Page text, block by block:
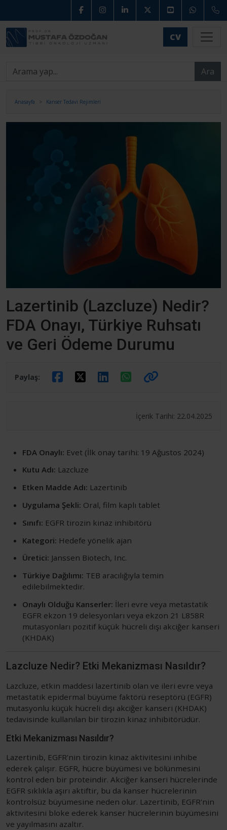
CV
Ara
Anasayfa Kanser Tedavi Rejimleri
Lazertinib (Lazcluze) Nedir?
FDA Onayı, Türkiye Ruhsatı
ve Geri Ödeme Durumu
Paylaş:
İçerik Tarihi: 22.04.2025
FDA Onaylı: Evet (İlk onay tarihi: 19 Ağustos 2024) ​
Kutu Adı: Lazcluze
Etken Madde Adı: Lazertinib
Uygulama Şekli: Oral, film kaplı tablet
Sınıfı: EGFR tirozin kinaz inhibitörü
Kategori: Hedefe yönelik ajan
Üretici: Janssen Biotech, Inc.
Türkiye Dağılımı: TEB aracılığıyla temin
edilebilmektedir.
Onaylı Olduğu Kanserler: İleri evre veya metastatik
EGFR ekzon 19 delesyonları veya ekzon 21 L858R
mutasyonları pozitif küçük hücreli dışı akciğer kanseri
(KHDAK)
Lazcluze Nedir? Etki Mekanizması Nasıldır?
Lazcluze, etkin maddesi lazertinib olan ve ileri evre veya
metastatik epidermal büyüme faktörü reseptörü (EGFR)
mutasyonlu küçük hücreli dışı akciğer kanseri (KHDAK)
tedavisinde kullanılan bir tirozin kinaz inhibitörüdür.
Etki Mekanizması Nasıldır?
Lazertinib, EGFR'nin tirozin kinaz aktivitesini inhibe
ederek çalışır. EGFR, hücre büyümesi ve bölünmesini
kontrol eden bir proteindir. Akciğer kanseri hücrelerinde
EGFR sıklıkla aşırı aktiftir, bu da kanser hücrelerinin
kontrolsüz büyümesine neden olur. Lazertinib, EGFR'nin
aktivitesini bloke ederek kanser hücrelerinin büyümesini
ve yayılmasını azaltır.